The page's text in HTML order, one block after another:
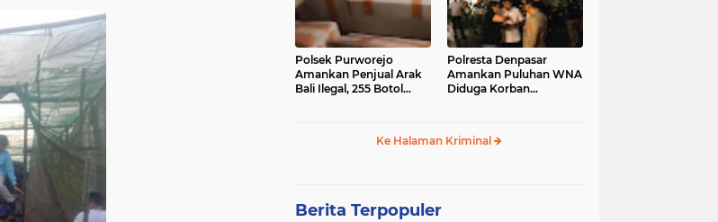
Polsek Purworejo
Amankan Penjual Arak
Bali Ilegal, 255 Botol
Polresta Denpasar
Amankan Puluhan WNA
Diduga Korban
Ke Halaman Kriminal
Berita Terpopuler